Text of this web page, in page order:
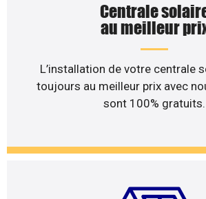
Centrale
au meilleur
L’installation de votre centrale
toujours au meilleur prix avec
sont 100% gratuits.